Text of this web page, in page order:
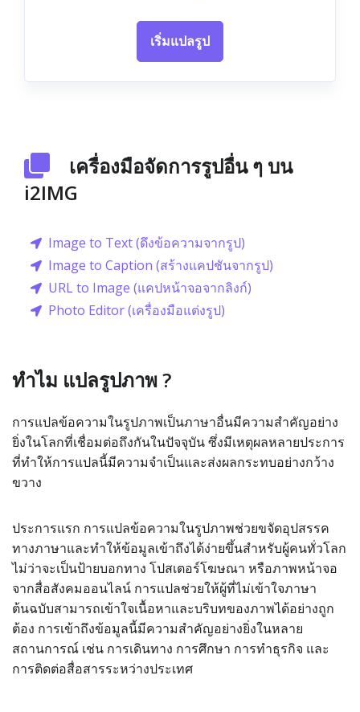
เริ่มแปลรูป
เครื่องมือจัดการรูปอื่น ๆ บน
i2IMG
Image to Text (ดึงข้อความจากรูป)
Image to Caption (สร้างแคปชันจากรูป)
URL to Image (แคปหน้าจอจากลิงก์)
Photo Editor (เครื่องมือแต่งรูป)
ทำไม แปลรูปภาพ ?
การแปลข้อความในรูปภาพเป็นภาษาอื่นมีความสำคัญอย่าง
ยิ่งในโลกที่เชื่อมต่อถึงกันในปัจจุบัน ซึ่งมีเหตุผลหลายประการ
ที่ทำให้การแปลนี้มีความจำเป็นและส่งผลกระทบอย่างกว้าง
ขวาง
ประการแรก การแปลข้อความในรูปภาพช่วยขจัดอุปสรรค
ทางภาษาและทำให้ข้อมูลเข้าถึงได้ง่ายขึ้นสำหรับผู้คนทั่วโลก
ไม่ว่าจะเป็นป้ายบอกทาง โปสเตอร์โฆษณา หรือภาพหน้าจอ
จากสื่อสังคมออนไลน์ การแปลช่วยให้ผู้ที่ไม่เข้าใจภาษา
ต้นฉบับสามารถเข้าใจเนื้อหาและบริบทของภาพได้อย่างถูก
ต้อง การเข้าถึงข้อมูลนี้มีความสำคัญอย่างยิ่งในหลาย
สถานการณ์ เช่น การเดินทาง การศึกษา การทำธุรกิจ และ
การติดต่อสื่อสารระหว่างประเทศ